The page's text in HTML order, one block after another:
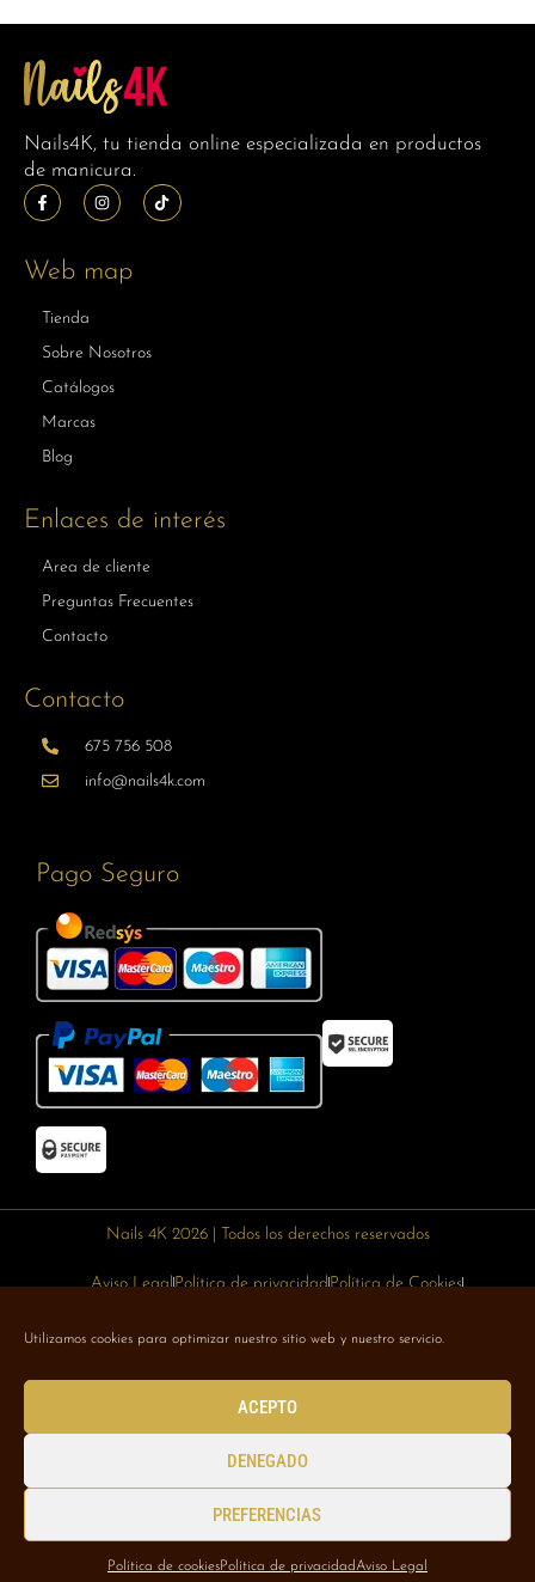
Utilizamos cookies para optimizar nuestro sitio web y nuestro servicio.
ACEPTO
DENEGADO
PREFERENCIAS
Política de cookiesPolítica de privacidadAviso Legal
Nails4K, tu tienda online especializada en productos
de manicura.
Web map
Tienda
Sobre Nosotros
Catálogos
Marcas
Blog
Enlaces de interés
Area de cliente
Preguntas Frecuentes
Contacto
Contacto
675 756 508
info@nails4k.com
Pago Seguro
Nails 4K 2026 | Todos los derechos reservados
Aviso LegalPolítica de privacidadPolítica de Cookies